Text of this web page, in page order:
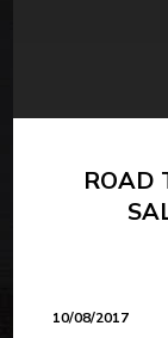
ROAD
10/08/2017